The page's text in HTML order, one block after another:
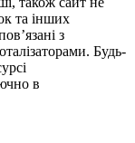
та інших
з
Будь-
в